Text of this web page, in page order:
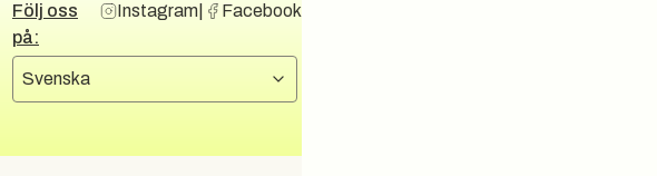
Följ oss
på:
Instagram Facebook
Välj språk
Svenska